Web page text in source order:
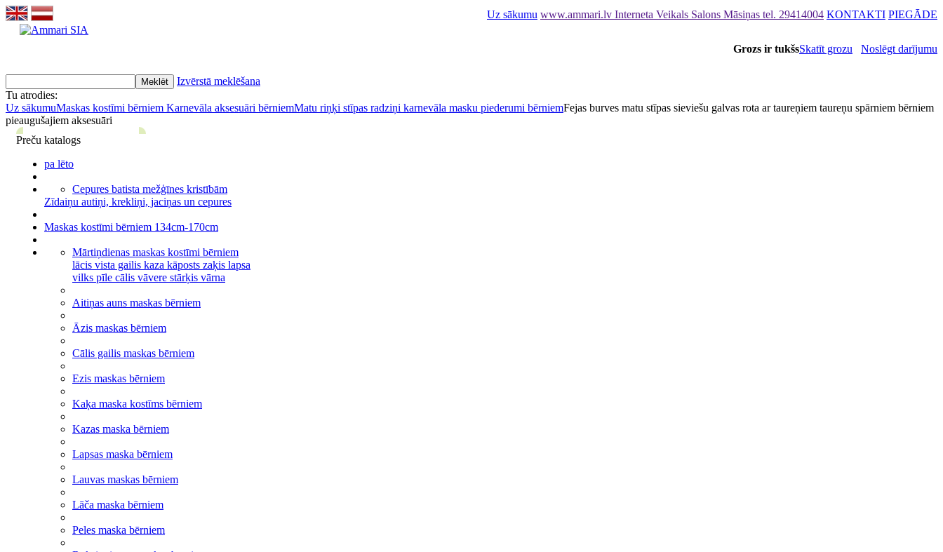
Uz sākumu www.ammari.lv Interneta Veikals Salons Māsiņas tel. 29414004 KONTAKTI PIEGĀDE
Grozs ir tukšsSkatīt grozu Noslēgt darījumu
Izvērstā meklēšana
Tu atrodies:
Uz sākumuMaskas kostīmi bērniem Karnevāla aksesuāri bērniemMatu riņķi stīpas radziņi karnevāla masku piederumi bērniemFejas burves matu stīpas sieviešu galvas rota ar taureņiem taureņu spārniem bērniem
pieaugušajiem aksesuāri
Preču katalogs
pa lēto
Cepures batista mežģīnes kristībām
Zīdaiņu autiņi, krekliņi, jaciņas un cepures
Maskas kostīmi bērniem 134cm-170cm
Mārtiņdienas maskas kostīmi bērniem
lācis vista gailis kaza kāposts zaķis lapsa
vilks pīle cālis vāvere stārķis vārna
Aitiņas auns maskas bērniem
Āzis maskas bērniem
Cālis gailis maskas bērniem
Ezis maskas bērniem
Kaķa maska kostīms bērniem
Kazas maska bērniem
Lapsas maska bērniem
Lauvas maskas bērniem
Lāča maska bērniem
Peles maska bērniem